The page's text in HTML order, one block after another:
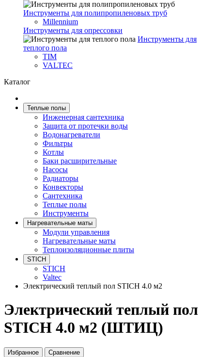
Инструменты для полипропиленовых труб
Millennium
Инструменты для опрессовки
Инструменты для
теплого пола
TIM
VALTEC
Каталог
Теплые полы
Инженерная сантехника
Защита от протечки воды
Водонагреватели
Фильтры
Котлы
Баки расширительные
Насосы
Радиаторы
Конвекторы
Сантехника
Теплые полы
Инструменты
Нагревательные маты
Модули управления
Нагревательные маты
Теплоизоляционные плиты
STICH
STICH
Valtec
Электрический теплый пол STICH 4.0 м2
Электрический теплый пол
STICH 4.0 м2 (ШТИЦ)
Избранное
Сравнение